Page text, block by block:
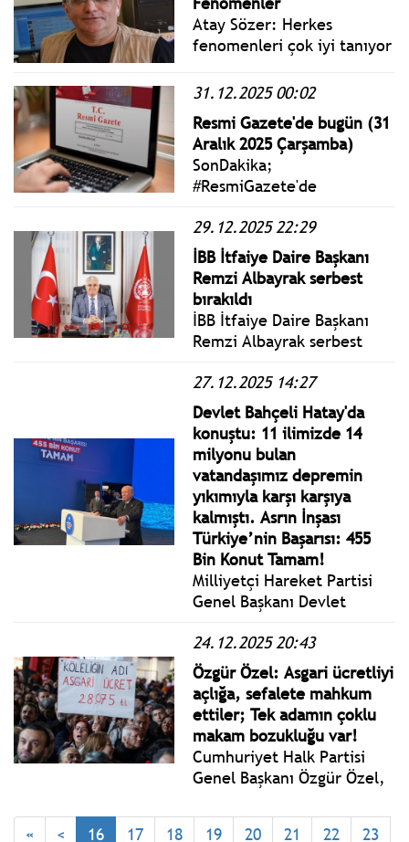
Atay Sözer: Herkes
fenomenleri çok iyi tanıyor
olarak bilemiyor,
fenomenlerin kendileri de
dahil. “Sen nasıl bir
şeysin?” dendiğinde.
“Vallahi anladığım kadarıyla
31.12.2025 00:02
Resmi Gazete'de bugün (31
Aralık 2025 Çarşamba)
SonDakika;
#ResmiGazete'de
Çarşamba yönetmelik,
genelge ve tebliğler
takip edebilirsiniz.
29.12.2025 22:29
İBB İtfaiye Daire Başkanı
Remzi Albayrak serbest
bırakıldı
İBB İtfaiye Daire Başkanı
Remzi Albayrak serbest
bu vatana, bu millete
hizmet etmeye devam
edeceğiz."
27.12.2025 14:27
Devlet Bahçeli Hatay'da
konuştu: 11 ilimizde 14
milyonu bulan
vatandaşımız depremin
yıkımıyla karşı karşıya
kalmıştı. Asrın İnşası
Türkiye’nin Başarısı: 455
Bin Konut Tamam!
Milliyetçi Hareket Partisi
Genel Başkanı Devlet
depremlerinde 11 ilde
yaşanan büyük yıkımlar
sonrası Hatay’da
gerçekleştirilen tüm illerde
tamamlanan 455 Bininci
Konut teslim töreninde
konuştu.
24.12.2025 20:43
Özgür Özel: Asgari ücretliyi
açlığa, sefalete mahkum
ettiler; Tek adamın çoklu
makam bozukluğu var!
Cumhuriyet Halk Partisi
Genel Başkanı Özgür Özel,
gerçekleştirilen Millet
« < 16 17 18 19 20 21 22
23